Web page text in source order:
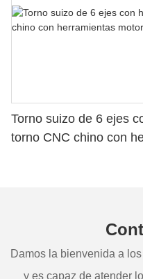
Torno suizo de 6 ejes
torno CNC chino con
Damos la bienvenida a
y es capaz de atender